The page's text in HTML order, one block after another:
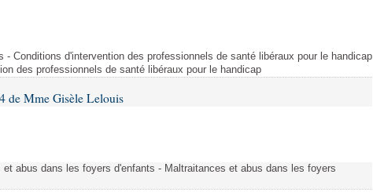
- Conditions d'intervention des professionnels de santé libéraux pour le handicap
des professionnels de santé libéraux pour le handicap
de Mme Gisèle Lelouis
abus dans les foyers d'enfants - Maltraitances et abus dans les foyers